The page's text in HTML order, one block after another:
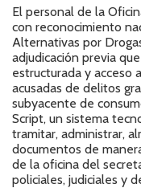
El personal de la
con reconocimiento
Alternativas por
adjudicación previa
estructurada y acceso
acusadas de delitos
subyacente de
Script, un sistema
tramitar, administrar,
documentos de
de la oficina del
policiales, judiciales y